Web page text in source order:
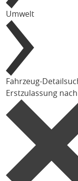
Umwelt
Fahrzeug-
Erstzulassung